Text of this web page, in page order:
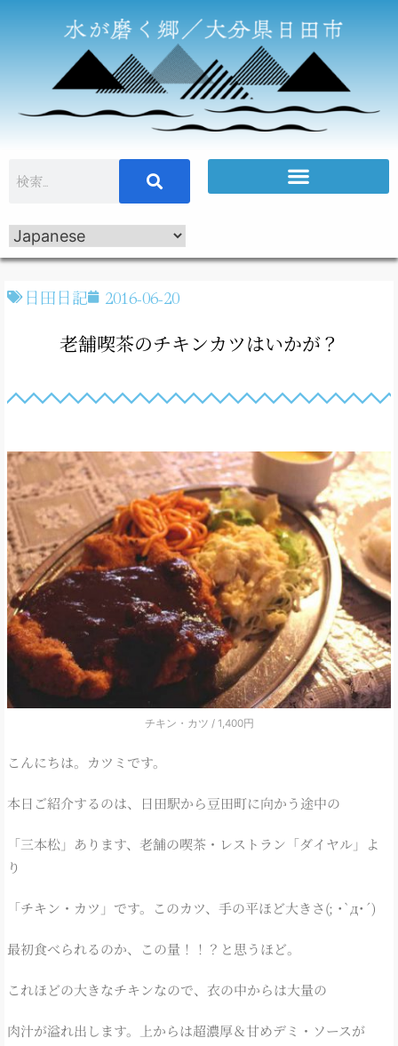
日田日記 2016-06-20
老舗喫茶のチキンカツはいかが？
チキン・カツ / 1,400円
こんにちは。カツミです。
本日ご紹介するのは、日田駅から豆田町に向かう途中の
「三本松」あります、老舗の喫茶・レストラン「ダイヤル」よ
り
「チキン・カツ」です。このカツ、手の平ほど大きさ(; ･`д･´)
最初食べられるのか、この量！！？と思うほど。
これほどの大きなチキンなので、衣の中からは大量の
肉汁が溢れ出します。上からは超濃厚＆甘めデミ・ソースが